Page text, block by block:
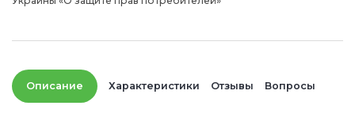
Описание Характеристики Отзывы Вопросы